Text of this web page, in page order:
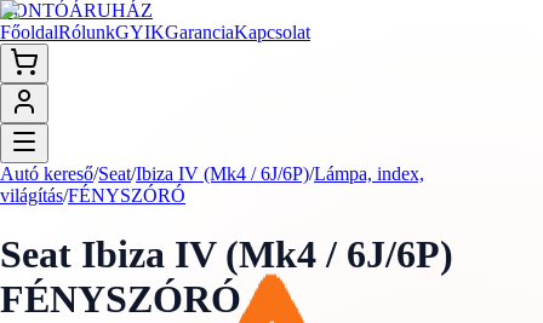
BONTÓÁRUHÁZ
FőoldalRólunkGYIKGaranciaKapcsolat
Autó kereső/Seat/Ibiza IV (Mk4 / 6J/6P)/Lámpa, index,
világítás/FÉNYSZÓRÓ
Seat Ibiza IV (Mk4 / 6J/6P)
FÉNYSZÓRÓ